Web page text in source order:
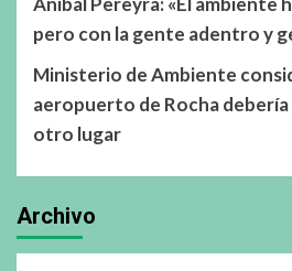
pero con la gente adentro y
Ministerio de Ambiente
aeropuerto de Rocha
otro lugar
Archivo